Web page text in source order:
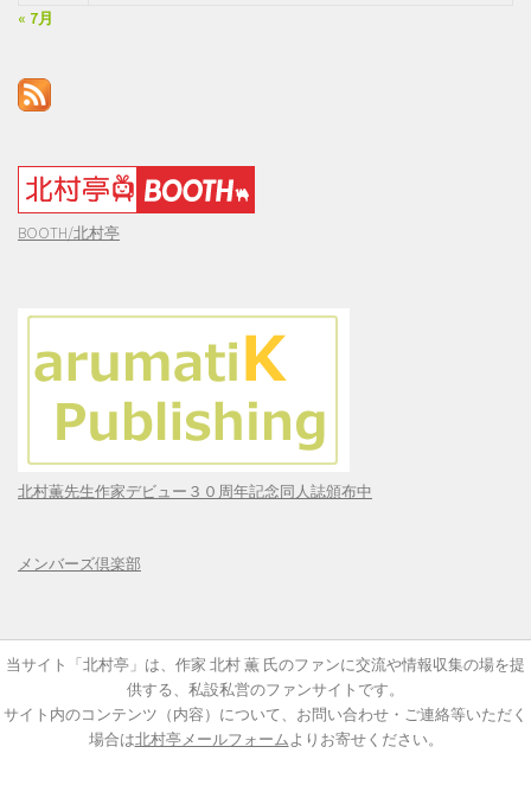
« 7月
BOOTH/北村亭
北村薫先生作家デビュー３０周年記念同人誌頒布中
メンバーズ倶楽部
当サイト「北村亭」は、作家 北村 薫 氏のファンに交流や情報収集の場を提
供する、私設私営のファンサイトです。
サイト内のコンテンツ（内容）について、お問い合わせ・ご連絡等いただく
場合は北村亭メールフォームよりお寄せください。